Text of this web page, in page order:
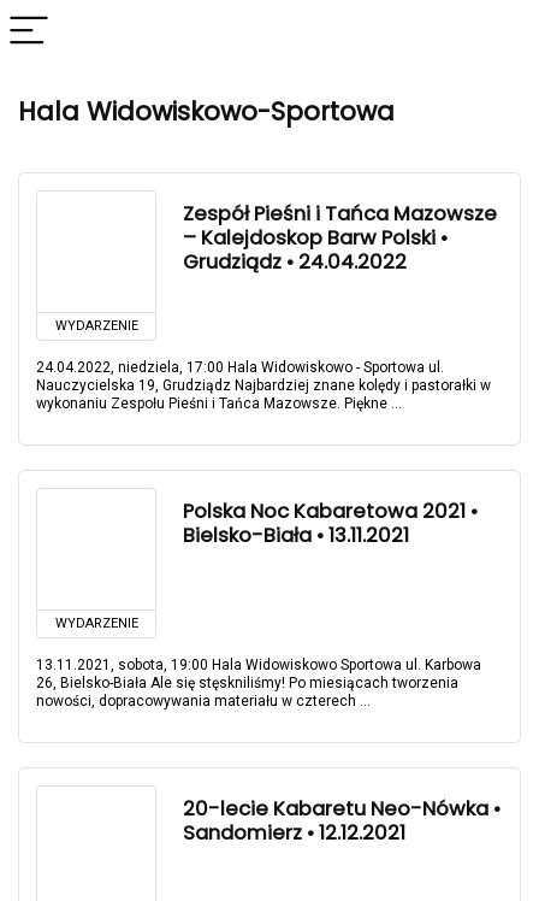
Hala Widowiskowo-Sportowa
WYDARZENIE
Zespół Pieśni i Tańca Mazowsze
– Kalejdoskop Barw Polski •
Grudziądz • 24.04.2022
24.04.2022, niedziela, 17:00 Hala Widowiskowo - Sportowa ul.
Nauczycielska 19, Grudziądz Najbardziej znane kolędy i pastorałki w
wykonaniu Zespołu Pieśni i Tańca Mazowsze. Piękne ...
WYDARZENIE
Polska Noc Kabaretowa 2021 •
Bielsko-Biała • 13.11.2021
13.11.2021, sobota, 19:00 Hala Widowiskowo Sportowa ul. Karbowa
26, Bielsko-Biała Ale się stęskniliśmy! Po miesiącach tworzenia
nowości, dopracowywania materiału w czterech ...
20-lecie Kabaretu Neo-Nówka •
Sandomierz • 12.12.2021